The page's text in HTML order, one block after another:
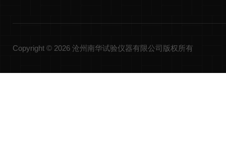
Copyright © 2026 沧州南华试验仪器有限公司版权所有